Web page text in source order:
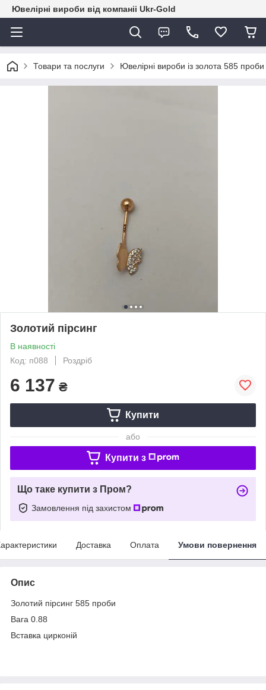
Ювелірні вироби від компаніі Ukr-Gold
Товари та послуги Ювелірні вироби із золота 585 проби
Золотий пірсинг
В наявності
Код: п088
Роздріб
6 137 ₴
Купити
або
Купити з
Що таке купити з Пром?
Замовлення під захистом
Доставка Оплата Умови повернення
Опис
Золотий пірсинг 585 проби
Вага 0.88
Вставка цирконій